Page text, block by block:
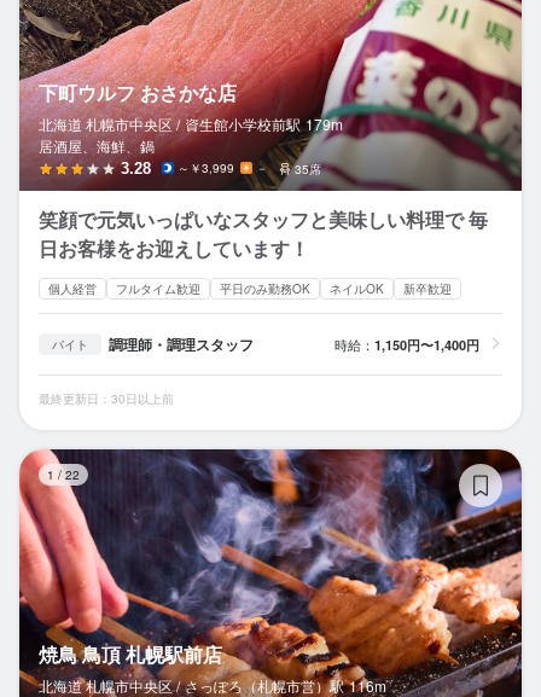
下町ウルフ おさかな店
北海道 札幌市中央区 / 資生館小学校前駅 179m
居酒屋、海鮮、鍋
3.28 ～￥3,999 － 35席
笑顔で元気いっぱいなスタッフと美味しい料理で 毎
日お客様をお迎えしています！
個人経営 フルタイム歓迎 平日のみ勤務OK ネイルOK 新卒歓迎
バイト 調理師・調理スタッフ 時給： 1,150円〜1,400円
最終更新日：30日以上前
1 / 22
焼鳥 鳥頂 札幌駅前店
北海道 札幌市中央区 / さっぽろ（札幌市営）駅 116m